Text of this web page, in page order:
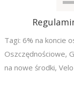
Tagi: 6% na koncie
Oszczędnościowe,
na nowe środki,